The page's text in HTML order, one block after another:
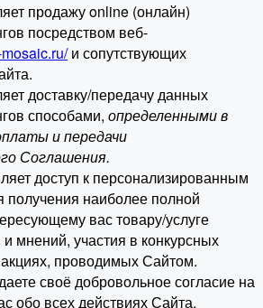
продажу online (онлайн)
посредством веб-
и сопутствующих
доставку/передачу данных
способами, определенными в
и передачи
Соглашения.
доступ к персонализированным
получения наиболее полной
вас товару/услуге
мнений, участия в конкурсных
проводимых Сайтом.
своё добровольное согласие на
обо всех действиях Сайта,